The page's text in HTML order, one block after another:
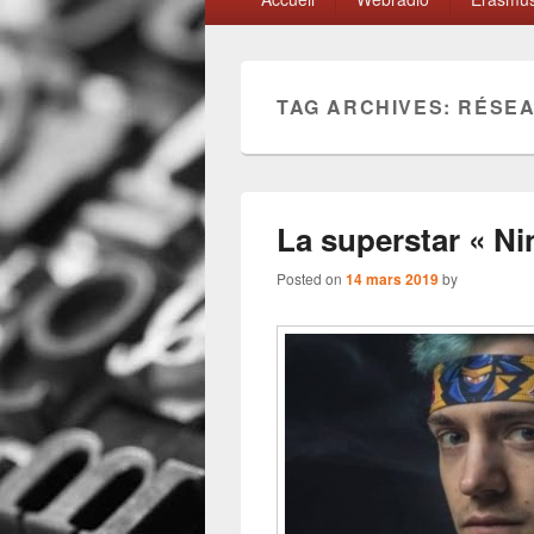
menu
TAG ARCHIVES:
La superstar «
Posted on 14 mars 2019by